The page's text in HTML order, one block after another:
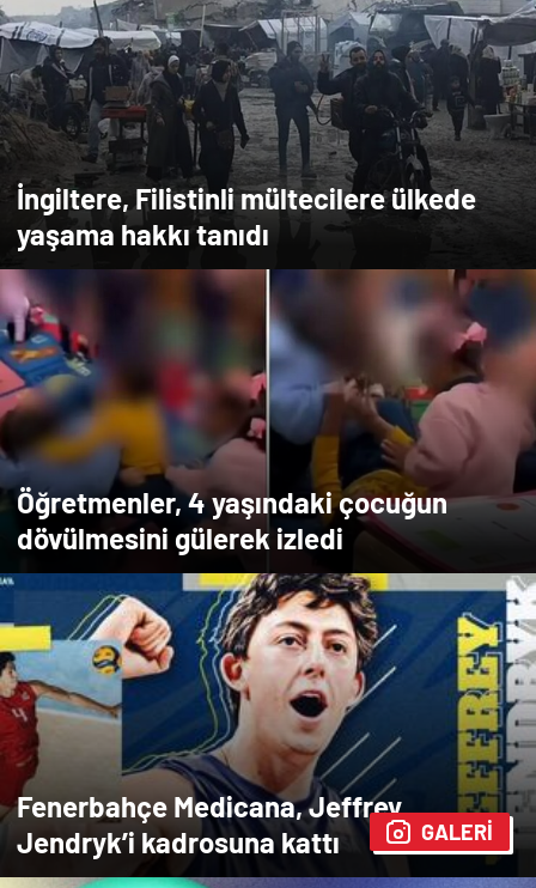
İngiltere, Filistinli mültecilere ülkede
yaşama hakkı tanıdı
Öğretmenler, 4 yaşındaki çocuğun
dövülmesini gülerek izledi
Fenerbahçe Medicana, Jeffrey
Jendryk’i kadrosuna kattı
GALERİ